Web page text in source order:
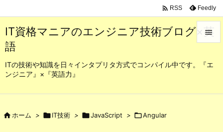
IT資格マニアのエンジニア技術ブログ×英
語
ITの技術や知識を日々インタプリタ方式でコンパイル中です。『エ
ンジニア』×『英語力』

メニュ
 RSS Feedly
ホーム > IT技術 > JavaScript > Angular